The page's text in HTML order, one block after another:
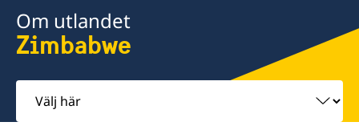
Om utlandet
Zimbabwe
Välj
här